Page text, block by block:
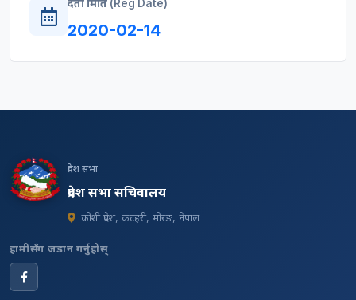
दर्ता मिति (Reg Date)
2020-02-14
प्रदेश सभा
प्रदेश सभा सचिवालय
कोशी प्रदेश, कटहरी, मोरङ, नेपाल
हामीसँग जडान गर्नुहोस्